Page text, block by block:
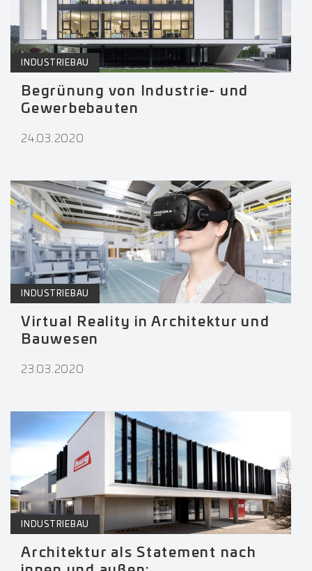
INDUSTRIEBAU
Begrünung von Industrie- und
Gewerbebauten
24.03.2020
INDUSTRIEBAU
Virtual Reality in Architektur und
Bauwesen
23.03.2020
INDUSTRIEBAU
Architektur als Statement nach